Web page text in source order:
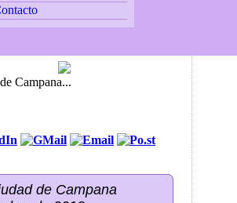
Campana...
de Campana